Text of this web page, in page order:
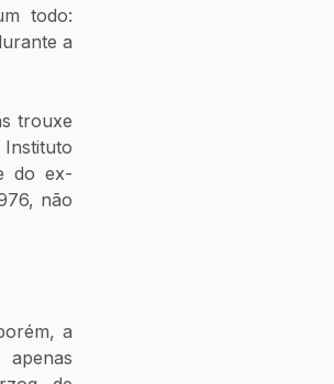
todo:
a
trouxe
do ex-
não
a